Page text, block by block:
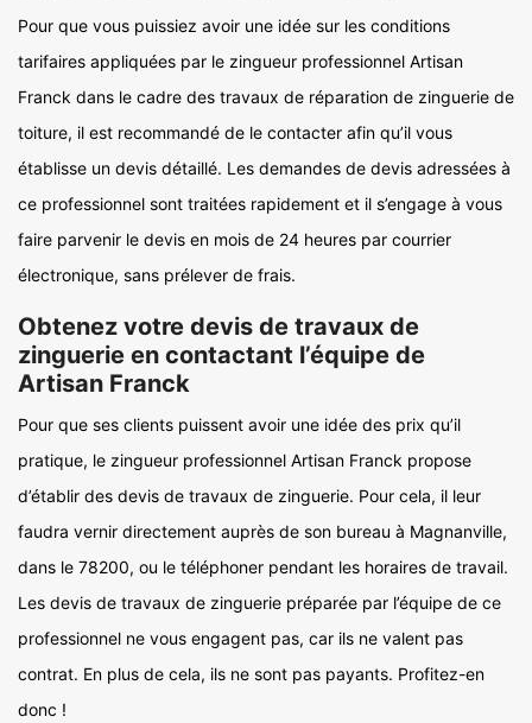
Pour que vous puissiez avoir une idée sur les conditions
tarifaires appliquées par le zingueur professionnel Artisan
Franck dans le cadre des travaux de réparation de zinguerie de
toiture, il est recommandé de le contacter afin qu’il vous
établisse un devis détaillé. Les demandes de devis adressées à
ce professionnel sont traitées rapidement et il s’engage à vous
faire parvenir le devis en mois de 24 heures par courrier
électronique, sans prélever de frais.
Obtenez votre devis de travaux de
zinguerie en contactant l’équipe de
Artisan Franck
Pour que ses clients puissent avoir une idée des prix qu’il
pratique, le zingueur professionnel Artisan Franck propose
d’établir des devis de travaux de zinguerie. Pour cela, il leur
faudra vernir directement auprès de son bureau à Magnanville,
dans le 78200, ou le téléphoner pendant les horaires de travail.
Les devis de travaux de zinguerie préparée par l’équipe de ce
professionnel ne vous engagent pas, car ils ne valent pas
contrat. En plus de cela, ils ne sont pas payants. Profitez-en
donc !